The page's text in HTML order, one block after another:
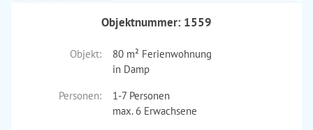
Objektnummer: 1559
Objekt:
80 m² Ferienwohnung
in Damp
Personen:
1-7 Personen
max. 6 Erwachsene